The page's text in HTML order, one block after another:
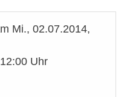
Mi., 02.07.2014,
Uhr